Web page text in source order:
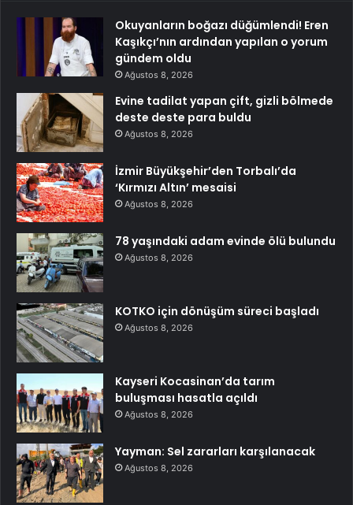
Okuyanların boğazı düğümlendi! Eren
Kaşıkçı’nın ardından yapılan o yorum
gündem oldu
Ağustos 8, 2026
Evine tadilat yapan çift, gizli bölmede
deste deste para buldu
Ağustos 8, 2026
İzmir Büyükşehir’den Torbalı’da
‘Kırmızı Altın’ mesaisi
Ağustos 8, 2026
78 yaşındaki adam evinde ölü bulundu
Ağustos 8, 2026
KOTKO için dönüşüm süreci başladı
Ağustos 8, 2026
Kayseri Kocasinan’da tarım
buluşması hasatla açıldı
Ağustos 8, 2026
Yayman: Sel zararları karşılanacak
Ağustos 8, 2026